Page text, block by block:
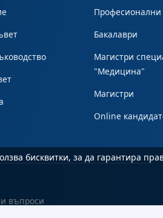
Професионални
Бакалаври
Магистри
"Медицина"
Магистри
Online
въпроси
бисквитки, за да гарантира